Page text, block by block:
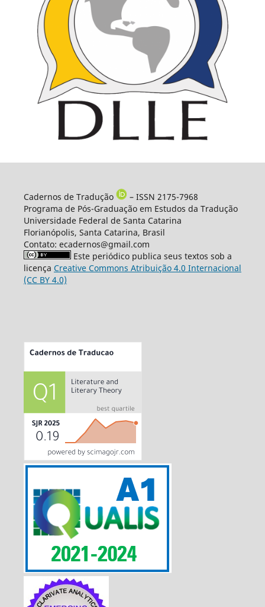
Cadernos de Tradução
– ISSN 2175-7968
Programa de Pós-Graduação em Estudos da Tradução
Universidade Federal de Santa Catarina
Florianópolis, Santa Catarina, Brasil
Contato: ecadernos@gmail.com
Este periódico publica seus textos sob a
licença Creative Commons Atribuição 4.0 Internacional
(CC BY 4.0)